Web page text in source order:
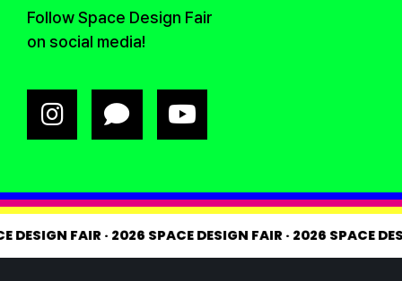
Follow Space Design Fair
on social media!
DESIGN FAIR·2026 SPACE DESIGN FAIR·2026 SPACE